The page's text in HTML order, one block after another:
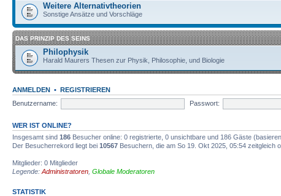
Weitere Alternativtheorien
Sonstige Ansätze und Vorschläge
DAS PRINZIP DES SEINS
Philophysik
Harald Maurers Thesen zur Physik, Philosophie, und Biologie
ANMELDEN • REGISTRIEREN
Benutzername:
Passwort:
WER IST ONLINE?
Insgesamt sind 186 Besucher online: 0 registrierte, 0 unsichtbare und 186 Gäste
Der Besucherrekord liegt bei 10567 Besuchern, die am So 19. Okt 2025, 05:54 zeitgleich
Mitglieder: 0 Mitglieder
Legende: Administratoren Globale Moderatoren
STATISTIK